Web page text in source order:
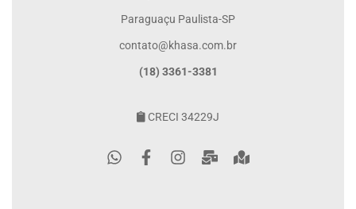
Paraguaçu Paulista-SP
contato@khasa.com.br
(18) 3361-3381
CRECI 34229J